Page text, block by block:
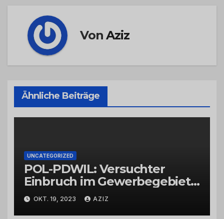
VonAziz
Ähnliche Beiträge
UNCATEGORIZED
POL-PDWIL: Versuchter
Einbruch im Gewerbegebiet
Wittlich
OKT. 19, 2023 AZIZ